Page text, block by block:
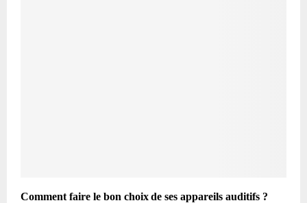
Comment faire le bon choix de ses appareils auditifs ?